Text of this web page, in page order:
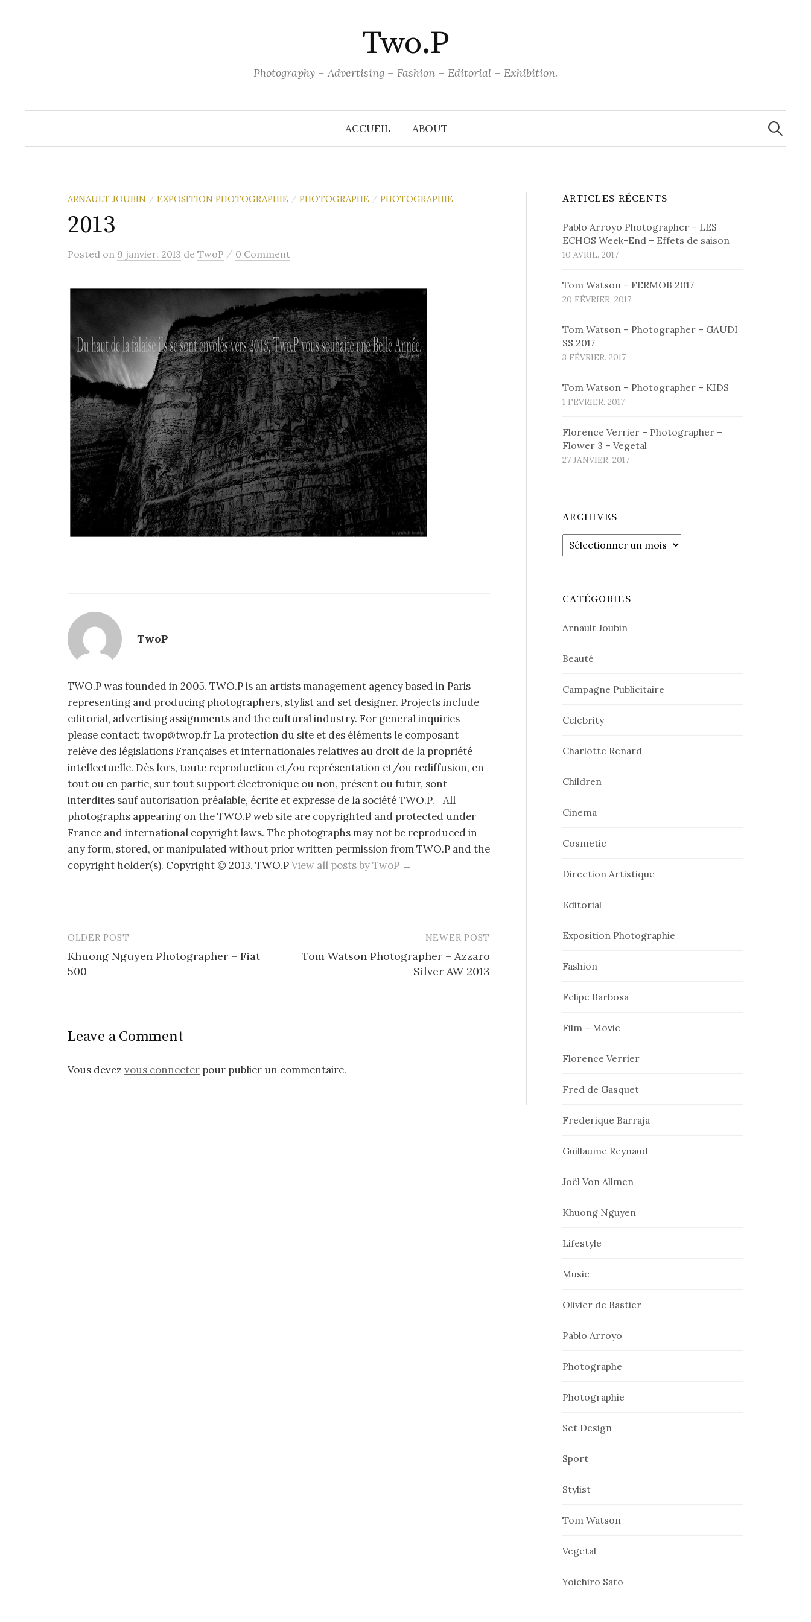
Two.P
Photography – Advertising – Fashion – Editorial – Exhibition.
ACCUEIL ABOUT
ARNAULT JOUBIN / EXPOSITION PHOTOGRAPHIE / PHOTOGRAPHE / PHOTOGRAPHIE
2013
Posted on 9 janvier. 2013 de TwoP / 0 Comment
TwoP
TWO.P was founded in 2005. TWO.P is an artists management agency based in Paris
representing and producing photographers, stylist and set designer. Projects include
editorial, advertising assignments and the cultural industry. For general inquiries
please contact: twop@twop.fr La protection du site et des éléments le composant
relève des législations Françaises et internationales relatives au droit de la propriété
intellectuelle. Dès lors, toute reproduction et/ou représentation et/ou rediffusion, en
tout ou en partie, sur tout support électronique ou non, présent ou futur, sont
interdites sauf autorisation préalable, écrite et expresse de la société TWO.P. All
photographs appearing on the TWO.P web site are copyrighted and protected under
France and international copyright laws. The photographs may not be reproduced in
any form, stored, or manipulated without prior written permission from TWO.P and the
copyright holder(s). Copyright © 2013. TWO.PView all posts by TwoP →
Post
navigation
OLDER POST
Khuong Nguyen Photographer – Fiat
500
NEWER POST
Tom Watson Photographer – Azzaro
Silver AW 2013
Leave a Comment
Vous devez vous connecter pour publier un commentaire.
ARTICLES RÉCENTS
Pablo Arroyo Photographer – LES
ECHOS Week-End – Effets de saison
10 AVRIL. 2017
Tom Watson – FERMOB 2017
20 FÉVRIER. 2017
Tom Watson – Photographer – GAUDI
SS 2017
3 FÉVRIER. 2017
Tom Watson – Photographer – KIDS
1 FÉVRIER. 2017
Florence Verrier – Photographer –
Flower 3 – Vegetal
27 JANVIER. 2017
ARCHIVES
Archives
CATÉGORIES
Arnault Joubin
Beauté
Campagne Publicitaire
Celebrity
Charlotte Renard
Children
Cinema
Cosmetic
Direction Artistique
Editorial
Exposition Photographie
Fashion
Felipe Barbosa
Film – Movie
Florence Verrier
Fred de Gasquet
Frederique Barraja
Guillaume Reynaud
Joël Von Allmen
Khuong Nguyen
Lifestyle
Music
Olivier de Bastier
Pablo Arroyo
Photographe
Photographie
Set Design
Sport
Stylist
Tom Watson
Vegetal
Yoichiro Sato